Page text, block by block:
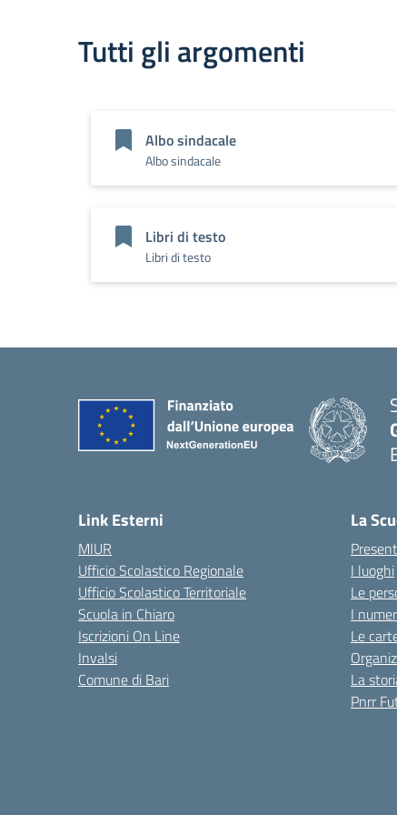
Tutti gli argomenti
Albo sindacale
Albo sindacale
Libri di testo
Libri di testo
Link Esterni
MIUR
Ufficio Scolastico Regionale
Ufficio Scolastico Territoriale
Scuola in Chiaro
Iscrizioni On Line
Invalsi
Comune di Bari
La
I luoghi
Le
I
Le
La
Pnrr